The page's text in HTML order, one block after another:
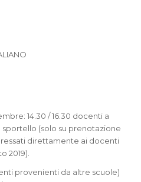
14.30 / 16.30 docenti a
(solo su prenotazione
direttamente ai docenti
2019).
provenienti da altre scuole)